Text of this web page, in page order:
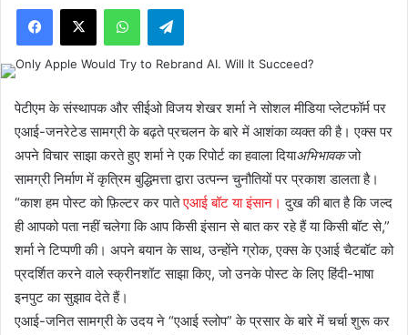
Facebook
X WhatsAppTelegram
पेटीएम के संस्थापक और सीईओ विजय शेखर शर्मा ने सोशल मीडिया प्लेटफॉर्म पर
एआई-जनरेटेड सामग्री के बढ़ते प्रचलन के बारे में आशंका व्यक्त की है। एक्स पर
अपने विचार साझा करते हुए शर्मा ने एक रिपोर्ट का हवाला दियाअभिभावकजो
सामग्री निर्माण में कृत्रिम बुद्धिमत्ता द्वारा उत्पन्न चुनौतियों पर प्रकाश डालता है।
“काश हम पोस्ट को फ़िल्टर कर पातेएआई बॉट या इंसान। दुख की बात है कि जल्द
ही आपको पता नहीं चलेगा कि आप किसी इंसान से बात कर रहे हैं या किसी बॉट से,”
शर्मा ने टिप्पणी की। अपने बयान के साथ, उन्होंने ग्रोक, एक्स के एआई चैटबॉट को
प्रदर्शित करने वाले स्क्रीनशॉट साझा किए, जो उनके पोस्ट के लिए हिंदी-भाषा
इनपुट का सुझाव देते हैं।
एआई-जनित सामग्री के उदय ने “एआई स्लोप” के प्रसार के बारे में चर्चा शुरू कर